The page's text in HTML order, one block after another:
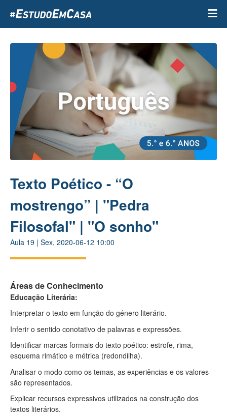
para
o
principal
Texto Poético - “O
mostrengo” | "Pedra
Filosofal" | "O sonho"
Aula 19 | Sex, 2020-06-12 10:00
Áreas de Conhecimento
Educação Literária:
Interpretar o texto em função do género literário.
Inferir o sentido conotativo de palavras e expressões.
Identificar marcas formais do texto poético: estrofe, rima,
esquema rimático e métrica (redondilha).
Analisar o modo como os temas, as experiências e os valores
são representados.
Explicar recursos expressivos utilizados na construção dos
textos literários.